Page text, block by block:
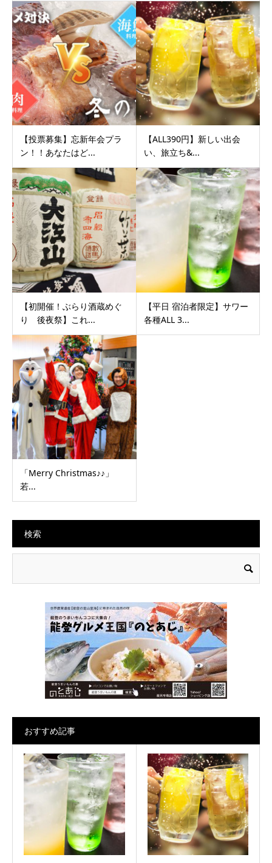
【投票募集】忘新年会プラ
ン！！あなたはど...
【ALL390円】新しい出会
い、旅立ち&...
【初開催！ぶらり酒蔵めぐ
り 後夜祭】これ...
【平日 宿泊者限定】サワー
各種ALL 3...
「Merry Christmas♪♪」
若...
検索
おすすめ記事